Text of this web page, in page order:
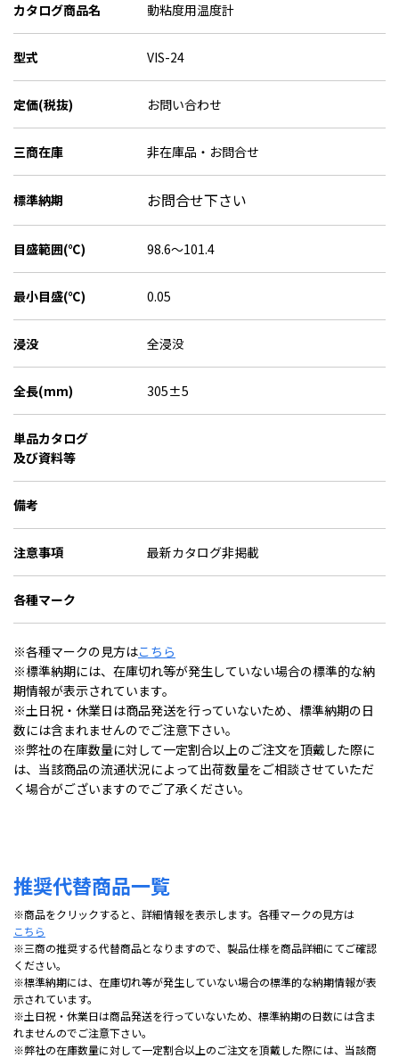
カタログ商品名 動粘度用温度計
型式 VIS-24
定価(税抜) お問い合わせ
三商在庫 非在庫品・お問合せ
標準納期 お問合せ下さい
目盛範囲(℃) 98.6～101.4
最小目盛(℃) 0.05
浸没 全浸没
全長(mm) 305±5
単品カタログ
及び資料等
備考
注意事項 最新カタログ非掲載
各種マーク
※各種マークの見方はこちら
※標準納期には、在庫切れ等が発生していない場合の標準的な納
期情報が表示されています。
※土日祝・休業日は商品発送を行っていないため、標準納期の日
数には含まれませんのでご注意下さい。
※弊社の在庫数量に対して一定割合以上のご注文を頂戴した際に
は、当該商品の流通状況によって出荷数量をご相談させていただ
く場合がございますのでご了承ください。
推奨代替商品一覧
※商品をクリックすると、詳細情報を表示します。各種マークの見方は
こちら
※三商の推奨する代替商品となりますので、製品仕様を商品詳細にてご確認
ください。
※標準納期には、在庫切れ等が発生していない場合の標準的な納期情報が表
示されています。
※土日祝・休業日は商品発送を行っていないため、標準納期の日数には含ま
れませんのでご注意下さい。
※弊社の在庫数量に対して一定割合以上のご注文を頂戴した際には、当該商